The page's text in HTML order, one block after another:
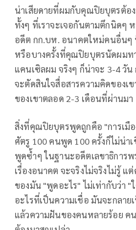
น่าเสียดายที่ผมกับคุณปิยบุตรต้อ
ทั้งๆ ที่เราจะเจอกันตามตึกนิดๆ
อดีต กก.บห. อนาคตใหม่คนอื่นๆ
หรือบางครั้งที่คุณปิยบุตรนัดผมท
แคนเซิลผม จริงๆ ก็น่าจะ 3-4 วั
จะตัดสินใจสื่อสารความคิดของเ
ของเขาตลอด 2-3 เดือนที่ผ่านมา
สิ่งที่คุณปิยบุตรพูดถูกคือ "การเมื
ศัตรู 100 คนพูด 100 ครั้งก็ไม่น่า
พูดซ้ำๆ ในฐานะอดีตเลขาธิการ
เรื่องอนาคต จะจริงไม่จริงไม่รู้
ของมัน "พูดอะไร" ไม่เท่ากับว่า "
อะไรที่เป็นความเชื่อ มันจะกลาย
แล้วความฝันของคนหลายร้อย ค